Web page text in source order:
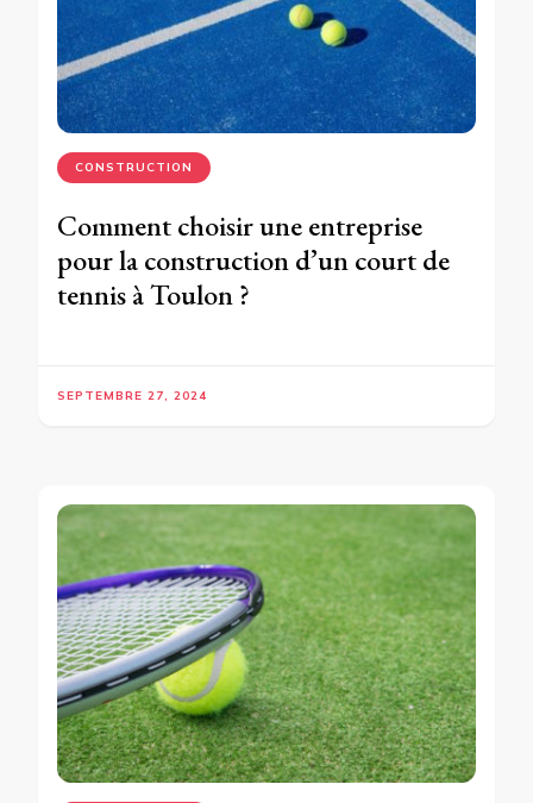
CONSTRUCTION
Comment choisir une entreprise
pour la construction d’un court de
tennis à Toulon ?
SEPTEMBRE 27, 2024